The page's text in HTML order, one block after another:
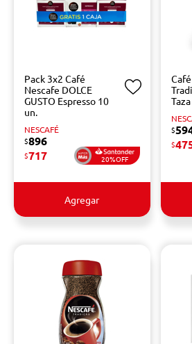
Pack 3x2 Café
Nescafe DOLCE
GUSTO Espresso 10
un.
NESCAFÉ
$896
$717 20%OFF
Agregar
$
$